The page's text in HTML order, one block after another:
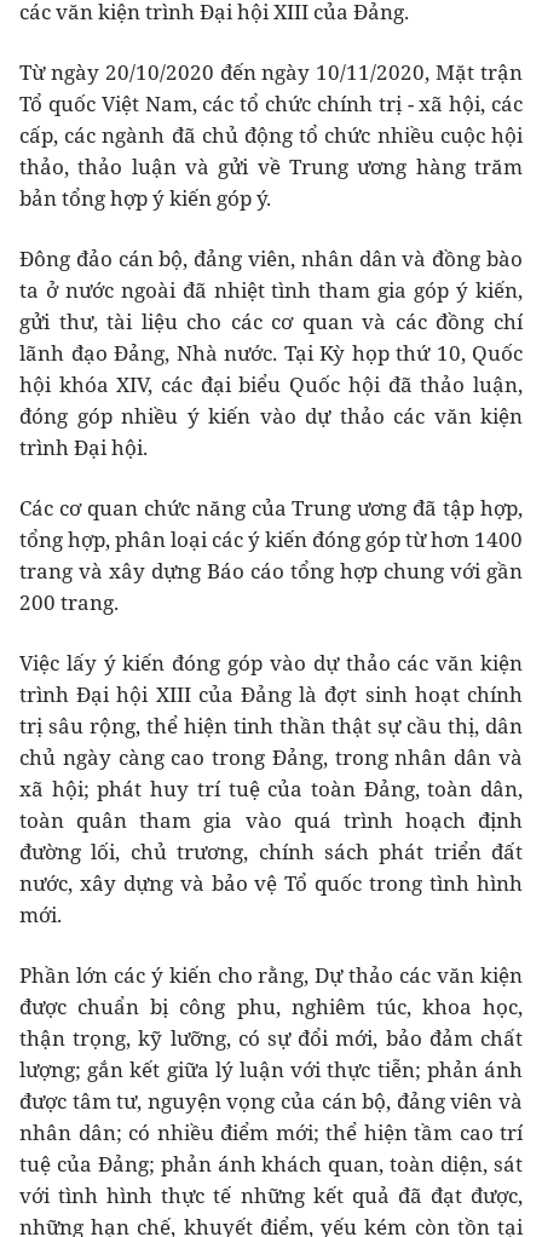
các văn kiện trình Đại hội XIII của Đảng.
Từ ngày 20/10/2020 đến ngày 10/11/2020, Mặt trận
Tổ quốc Việt Nam, các tổ chức chính trị - xã hội, các
cấp, các ngành đã chủ động tổ chức nhiều cuộc hội
thảo, thảo luận và gửi về Trung ương hàng trăm
bản tổng hợp ý kiến góp ý.
Đông đảo cán bộ, đảng viên, nhân dân và đồng bào
ta ở nước ngoài đã nhiệt tình tham gia góp ý kiến,
gửi thư, tài liệu cho các cơ quan và các đồng chí
lãnh đạo Đảng, Nhà nước. Tại Kỳ họp thứ 10, Quốc
hội khóa XIV, các đại biểu Quốc hội đã thảo luận,
đóng góp nhiều ý kiến vào dự thảo các văn kiện
trình Đại hội.
Các cơ quan chức năng của Trung ương đã tập hợp,
tổng hợp, phân loại các ý kiến đóng góp từ hơn 1400
trang và xây dựng Báo cáo tổng hợp chung với gần
200 trang.
Việc lấy ý kiến đóng góp vào dự thảo các văn kiện
trình Đại hội XIII của Đảng là đợt sinh hoạt chính
trị sâu rộng, thể hiện tinh thần thật sự cầu thị, dân
chủ ngày càng cao trong Đảng, trong nhân dân và
xã hội; phát huy trí tuệ của toàn Đảng, toàn dân,
toàn quân tham gia vào quá trình hoạch định
đường lối, chủ trương, chính sách phát triển đất
nước, xây dựng và bảo vệ Tổ quốc trong tình hình
mới.
Phần lớn các ý kiến cho rằng, Dự thảo các văn kiện
được chuẩn bị công phu, nghiêm túc, khoa học,
thận trọng, kỹ lưỡng, có sự đổi mới, bảo đảm chất
lượng; gắn kết giữa lý luận với thực tiễn; phản ánh
được tâm tư, nguyện vọng của cán bộ, đảng viên và
nhân dân; có nhiều điểm mới; thể hiện tầm cao trí
tuệ của Đảng; phản ánh khách quan, toàn diện, sát
với tình hình thực tế những kết quả đã đạt được,
những hạn chế, khuyết điểm, yếu kém còn tồn tại